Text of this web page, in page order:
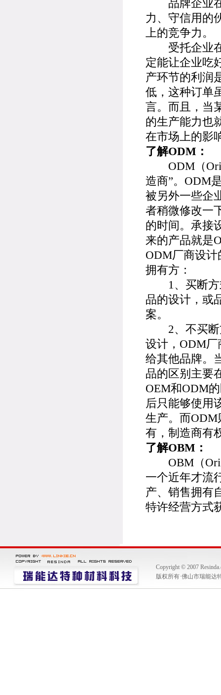
品牌企业在
力、守信用的
上的竞争力。
受托企业在
定能让企业吃
产环节的利润
低，这种订单
言。而且，当
的生产能力也
在市场上的影
了解ODM：
ODM（
造商”。ODM
被另外一些企
者稍微修改一
的时间。承接
来的产品就
ODM厂商设
拥有方：
1、买断方
品的设计，或
案。
2、不买断
设计，ODM
给其他品牌。
品的区别主要
OEM和ODM
后只能够使用
生产。而
有，制造商有
了解OBM：
OBM（
一个近年才流
产、销售拥有
特许经营方式
Copyright © 2007
版权所有·佛山市瑞能